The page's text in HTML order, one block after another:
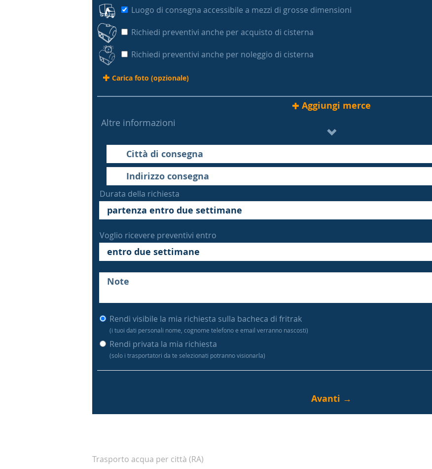
Luogo di consegna accessibile a mezzi di grosse dimensioni
Richiedi preventivi anche per acquisto di cisterna
Richiedi preventivi anche per noleggio di cisterna
Carica foto (opzionale)
Aggiungi merce
Altre informazioni
Durata della richiesta
Voglio ricevere preventivi entro
Rendi visibile la mia richiesta sulla bacheca di fritrak
(i tuoi dati personali nome, cognome telefono e email verranno nascosti)
Rendi privata la mia richiesta
(solo i trasportatori da te selezionati potranno visionarla)
Trasporto acqua per città (RA)